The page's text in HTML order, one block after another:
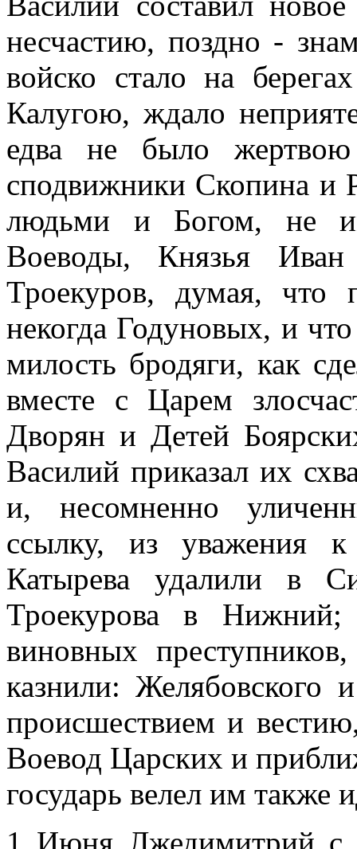
несчастию, поздно -
войско стало на
Калугою, ждало
едва не было жертвою
сподвижники Скопина и
людьми и Богом, не
Воеводы, Князья
Троекуров, думая, что
некогда Годуновых, и
милость бродяги, как
вместе с Царем
Дворян и Детей
Василий приказал их
и, несомненно
ссылку, из уважения
Катырева удалили в
Троекурова в
виновных преступников,
казнили: Желябовского
происшествием и
Воевод Царских и
государь велел им также